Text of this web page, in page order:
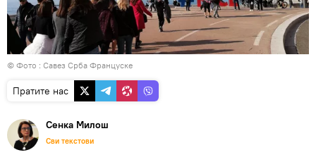
© Фото : Савез Срба Француске
Пратите нас
Сенка Милош
Сви текстови